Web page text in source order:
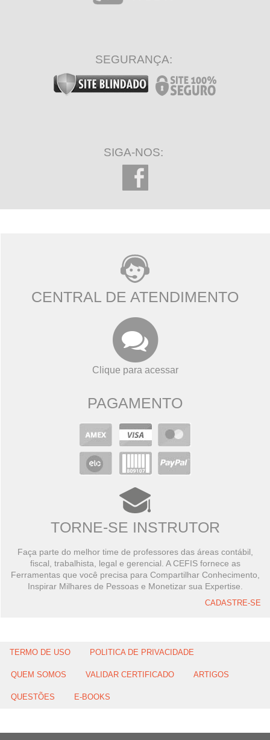
SEGURANÇA:
SIGA-NOS:
CENTRAL DE ATENDIMENTO
Clique para acessar
PAGAMENTO
TORNE-SE INSTRUTOR
Faça parte do melhor time de professores das áreas contábil,
fiscal, trabalhista, legal e gerencial. A CEFIS fornece as
Ferramentas que você precisa para Compartilhar Conhecimento,
Inspirar Milhares de Pessoas e Monetizar sua Expertise.
CADASTRE-SE
TERMO DE USO POLITICA DE PRIVACIDADE
QUEM SOMOS VALIDAR CERTIFICADO ARTIGOS
QUESTÕES E-BOOKS